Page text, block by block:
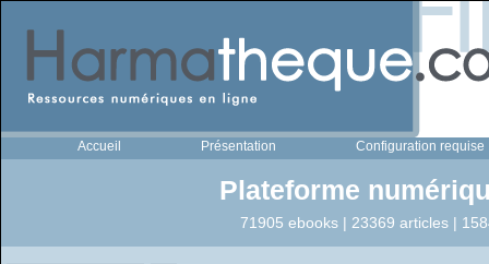
Accueil Présentation Configuration requise
Plateforme
71905 ebooks | 23369 articles |